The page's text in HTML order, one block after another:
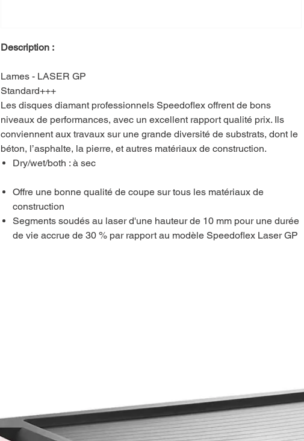
Description :
Lames - LASER GP
Standard+++
Les disques diamant professionnels Speedoflex offrent de bons
niveaux de performances, avec un excellent rapport qualité prix. Ils
conviennent aux travaux sur une grande diversité de substrats, dont le
béton, l’asphalte, la pierre, et autres matériaux de construction.
Dry/wet/both : à sec
Offre une bonne qualité de coupe sur tous les matériaux de
construction
Segments soudés au laser d'une hauteur de 10 mm pour une durée
de vie accrue de 30 % par rapport au modèle Speedoflex Laser GP